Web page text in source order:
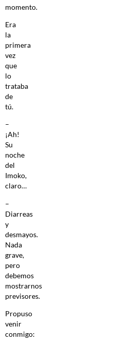
momento.
Era
la
primera
vez
que
lo
trataba
de
tú.
–
¡Ah!
Su
noche
del
Imoko,
claro…
–
Diarreas
y
desmayos.
Nada
grave,
pero
debemos
mostrarnos
previsores.
Propuso
venir
conmigo: